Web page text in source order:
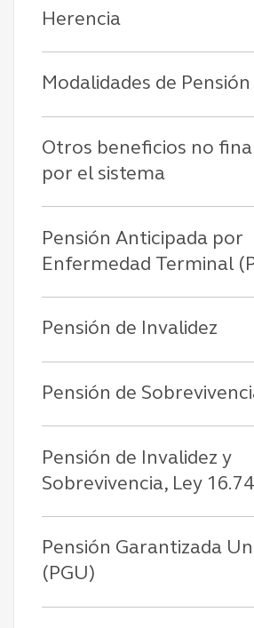
Herencia
Modalidades de Pensión
Otros beneficios no
por el sistema
Pensión Anticipada por
Enfermedad Terminal
Pensión de Invalidez
Pensión de
Pensión de Invalidez y
Sobrevivencia, Ley
Pensión Garantizada
(PGU)